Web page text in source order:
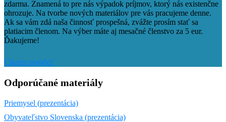
zdarma. Znamená to pre nás výpadok príjmov, ktorý nás existenčne
ohrozuje. Na tvorbe nových materiálov pre vás pracujeme denne.
Ak sa vám zdá naša činnosť prospešná, zvážte prosím stať sa
platiacim členom. Na výber máte aj mesačné členstvo za 5 eur.
Ďakujeme!
Chcem pomôcť
Odporúčané materiály
Priemysel (prezentácia)
Obyvateľstvo Slovenska (prezentácia)